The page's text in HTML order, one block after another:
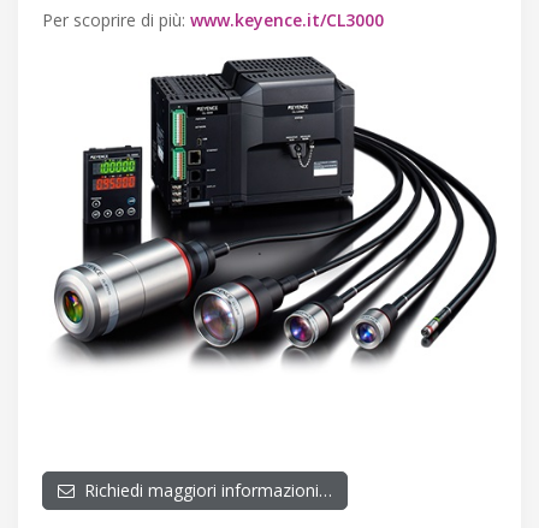
Per scoprire di più: www.keyence.it/CL3000
Richiedi maggiori informazioni…